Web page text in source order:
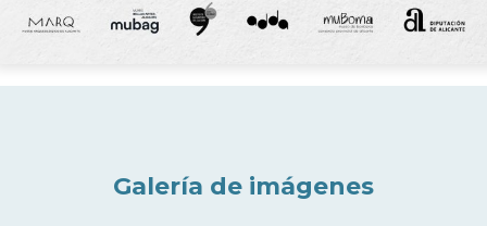
Galería de imágenes